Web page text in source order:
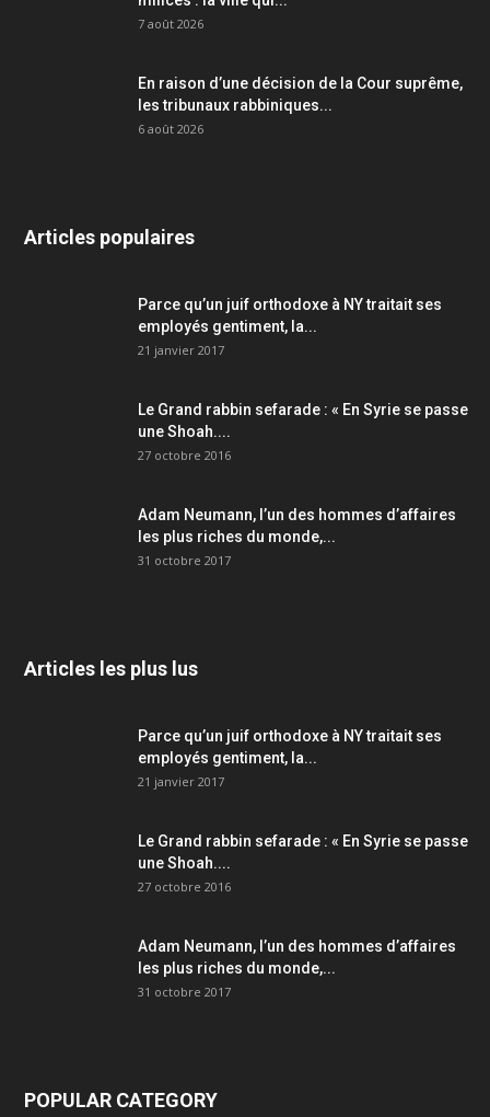
7 août 2026
En raison d’une décision de la Cour suprême,
les tribunaux rabbiniques...
6 août 2026
Articles populaires
Parce qu’un juif orthodoxe à NY traitait ses
employés gentiment, la...
21 janvier 2017
Le Grand rabbin sefarade : « En Syrie se passe
une Shoah....
27 octobre 2016
Adam Neumann, l’un des hommes d’affaires
les plus riches du monde,...
31 octobre 2017
Articles les plus lus
Parce qu’un juif orthodoxe à NY traitait ses
employés gentiment, la...
21 janvier 2017
Le Grand rabbin sefarade : « En Syrie se passe
une Shoah....
27 octobre 2016
Adam Neumann, l’un des hommes d’affaires
les plus riches du monde,...
31 octobre 2017
POPULAR CATEGORY